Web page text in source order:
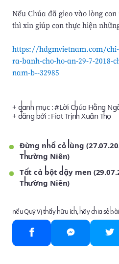
Nếu Chúa đã gieo vào lòng
thì xin giúp con thực hiện
https://hdgmvietnam.com/
ra-banh-cho-ho-an-29-7-2018-
nam-b--32985
+ danh mục : #Lời Chúa Hằng
+ đăng bởi : Fiat Trịnh Xuân Thọ
Đừng nhổ cỏ lùng
Thường Niên)
Tất cả bột dậy men
Thường Niên)
nếu Quý Vị thấy hữu ích, hãy chia sẻ